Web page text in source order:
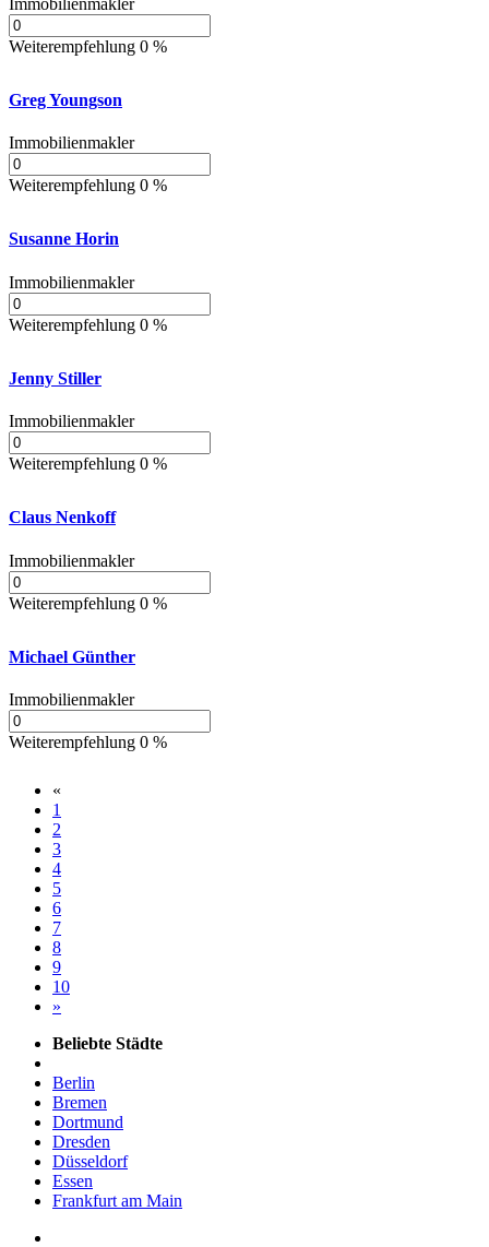
Weiterempfehlung 0 %
Greg Youngson
Immobilienmakler
Weiterempfehlung 0 %
Susanne Horin
Immobilienmakler
Weiterempfehlung 0 %
Jenny Stiller
Immobilienmakler
Weiterempfehlung 0 %
Claus Nenkoff
Immobilienmakler
Weiterempfehlung 0 %
Michael Günther
Immobilienmakler
Weiterempfehlung 0 %
«
1
2
3
4
5
6
7
8
9
10
»
Beliebte Städte
Berlin
Bremen
Dortmund
Dresden
Düsseldorf
Essen
Frankfurt am Main